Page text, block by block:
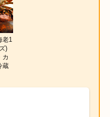
老1
)
カ
蔵